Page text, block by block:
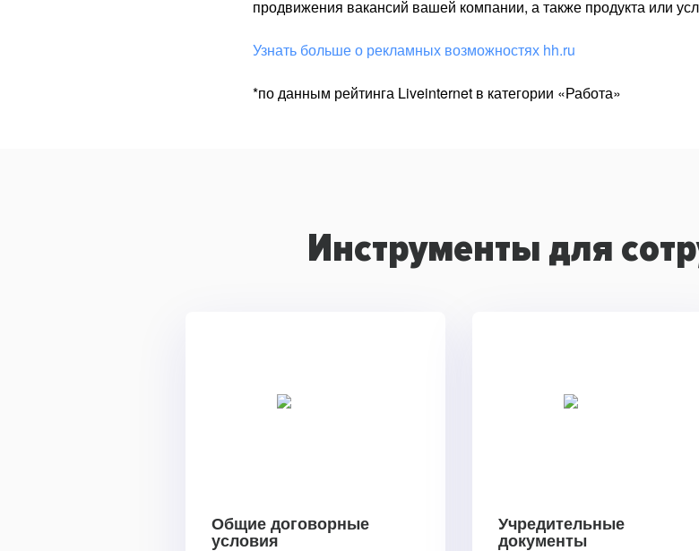
продвижения вакансий вашей компании, а также продукта или
Узнать больше о рекламных возможностях hh.ru
*по данным рейтинга Liveinternet в категории «Работа»
Инструменты для
Общие договорные
условия
Учредительные
документы